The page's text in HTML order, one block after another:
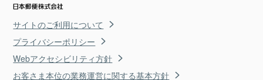
サイトのご利用について
プライバシーポリシー
Webアクセシビリティ方針
お客さま本位の業務運営に関する基本方針